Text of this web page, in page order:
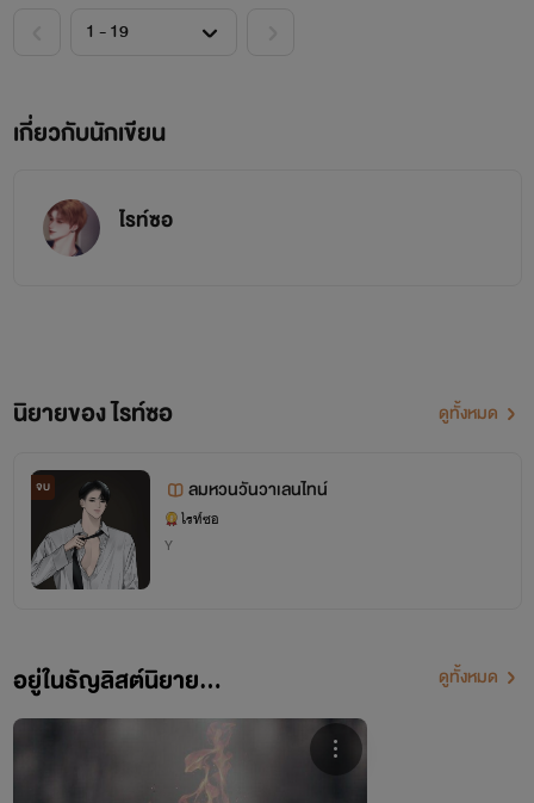
เกี่ยวกับนักเขียน
ไรท์ซอ
นิยายของ ไรท์ซอ ดูทั้งหมด
จบ ลมหวนวันวาเลนไทน์
ไรท์ซอ
Y
อยู่ในธัญลิสต์นิยาย... ดูทั้งหมด